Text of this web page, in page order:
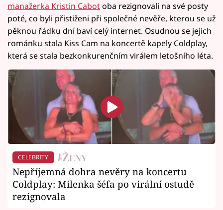
manažerka Kristin Cabotoba rezignovali na své posty
poté, co byli přistiženi při společné nevěře, kterou se už
pěknou řádku dní baví celý internet. Osudnou se jejich
románku stala Kiss Cam na koncertě kapely Coldplay,
která se stala bezkonkurenčním virálem letošního léta.
CELEBRITY
Nepříjemná dohra nevěry na koncertu
Coldplay: Milenka šéfa po virální ostudě
rezignovala